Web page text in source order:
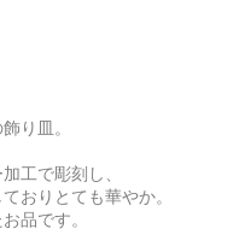
り皿。
工で彫刻し、
おりとても華やか。
品です。